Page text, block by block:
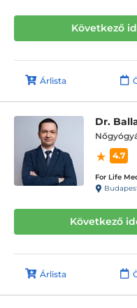
Következő
Árlista
Dr.
4.7
For Life
Budapest,
Következő
Árlista